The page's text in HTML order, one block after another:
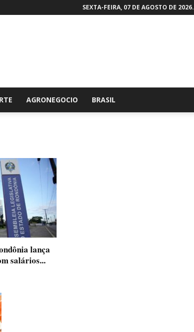
SEXTA-FEIRA, 07 DE AGOSTO DE 2026.
AGRONEGOCIO BRASIL
lança
salários...